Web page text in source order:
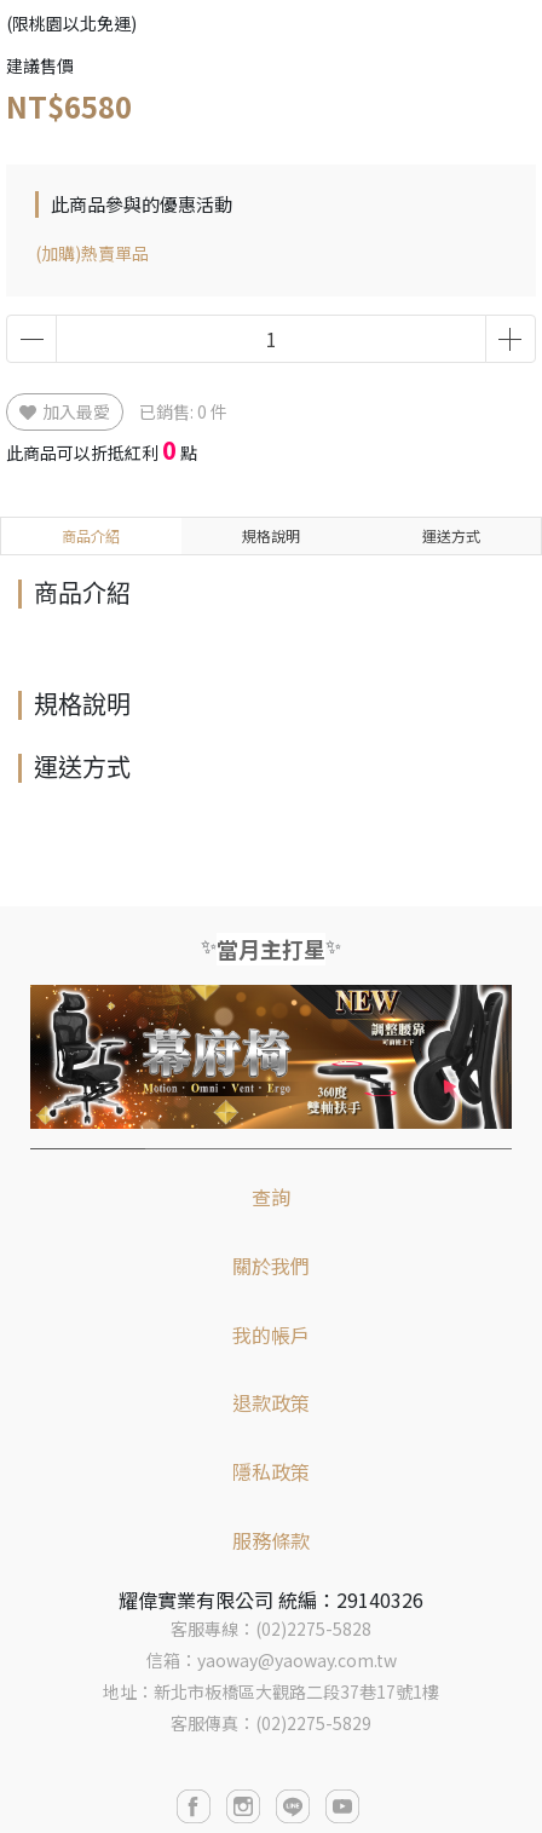
(限桃園以北免運)
建議售價
NT$6580
此商品參與的優惠活動
(加購)熱賣單品
加入最愛
已銷售: 0 件
此商品可以折抵紅利 0 點
商品介紹 規格說明 運送方式
商品介紹
規格說明
運送方式
✨當月主打星✨
查詢
關於我們
我的帳戶
退款政策
隱私政策
服務條款
耀偉實業有限公司 統編：29140326
客服專線：(02)2275-5828
信箱：yaoway@yaoway.com.tw
地址：新北市板橋區大觀路二段37巷17號1樓
客服傳真：(02)2275-5829